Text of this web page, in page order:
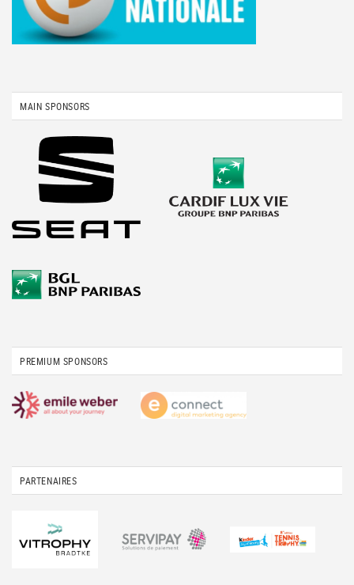
MAIN SPONSORS
PREMIUM SPONSORS
PARTENAIRES